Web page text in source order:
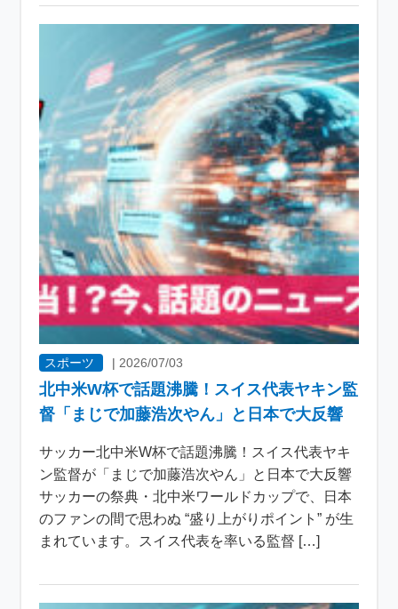
スポーツ | 2026/07/03
北中米W杯で話題沸騰！スイス代表ヤキン監
督「まじで加藤浩次やん」と日本で大反響
サッカー北中米W杯で話題沸騰！スイス代表ヤキ
ン監督が「まじで加藤浩次やん」と日本で大反響
サッカーの祭典・北中米ワールドカップで、日本
のファンの間で思わぬ “盛り上がりポイント” が生
まれています。スイス代表を率いる監督 […]